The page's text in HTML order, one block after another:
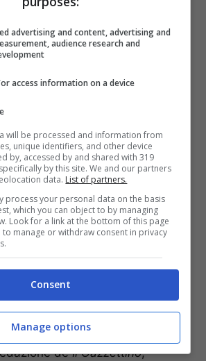
durante il suo primo giorno
giovane operaio muore in
sul marciapiede e investe
muore a 29 anni
mare con il muletto: operaio
lavora al porto
ferito grave. Questo il bilancio
stradale avvenuto ieri
11 febbraio
Pizzinato
.
le prime informazioni,
deIl Gazzettino,
advertising and content, advertising and
audience research and
access information on a device
will be processed and information from
unique identifiers, and other device
by, accessed by and shared with 319
by this site. We and our partners
data. List of partners.
process your personal data on the basis
which you can object to by managing
Look for a link at the bottom of this page
to manage or withdraw consent in privacy
Consent
Manage options